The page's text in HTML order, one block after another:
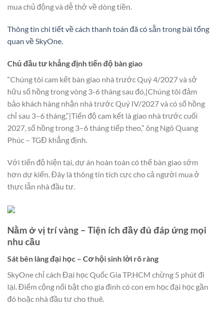
mua chủ động và dễ thở về dòng tiền.
Thông tin chi tiết về cách thanh toán đã có sẵn trong bài tổng
quan về SkyOne.
Chủ đầu tư khẳng định tiến độ bàn giao
“Chúng tôi cam kết bàn giao nhà trước Quý 4/2027 và sở
hữu sổ hồng trong vòng 3-6 tháng sau đó,|Chúng tôi đảm
bảo khách hàng nhận nhà trước Quý IV/2027 và có sổ hồng
chỉ sau 3–6 tháng,”|Tiến độ cam kết là giao nhà trước cuối
2027, sổ hồng trong 3–6 tháng tiếp theo,” ông Ngô Quang
Phúc – TGĐ khẳng định.
Với tiến độ hiện tại, dự án hoàn toàn có thể bàn giao sớm
hơn dự kiến. Đây là thông tin tích cực cho cả người mua ở
thực lẫn nhà đầu tư.
Nằm ở vị trí vàng – Tiện ích đầy đủ đáp ứng mọi
nhu cầu
Sát bên làng đại học – Cơ hội sinh lời rõ ràng
SkyOne chỉ cách Đại học Quốc Gia TP.HCM chừng 5 phút đi
lại. Điểm cộng nổi bật cho gia đình có con em học đại học gần
đó hoặc nhà đầu tư cho thuê.